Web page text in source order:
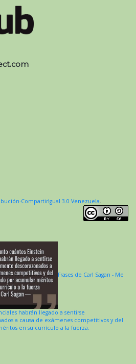
CompartirIgual 3.0 Venezuela.
Frases de Carl Sagan - Me
habrán llegado a sentirse
a causa de exámenes competitivos y del
en su currículo a la fuerza.